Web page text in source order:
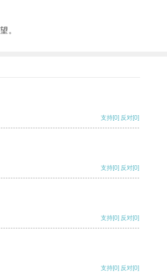
。
支持[0] 反对[0]
支持[0] 反对[0]
支持[0] 反对[0]
支持[0] 反对[0]